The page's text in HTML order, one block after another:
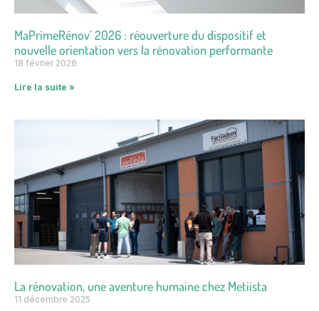
MaPrimeRénov’ 2026 : réouverture du dispositif et
nouvelle orientation vers la rénovation performante
18 février 2026
Lire la suite »
La rénovation, une aventure humaine chez Metiista
11 décembre 2025